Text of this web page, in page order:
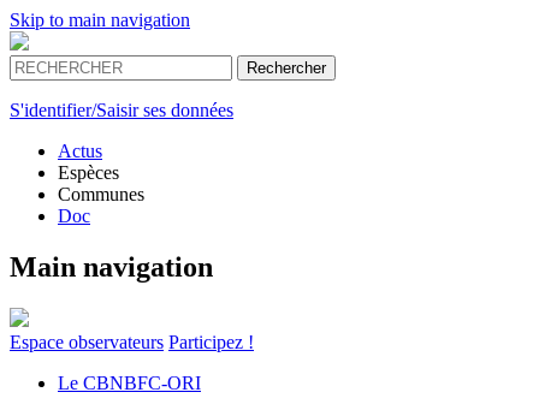
Skip to main navigation
S'identifier/Saisir ses données
Actus
Espèces
Communes
Doc
Main navigation
Espace observateurs Participez !
Le CBNBFC-ORI